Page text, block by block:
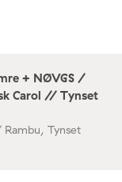
+ NØVGS /
Carol // Tynset
Rambu, Tynset